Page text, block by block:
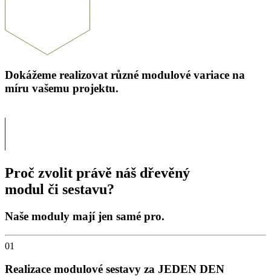
Dokážeme realizovat různé modulové variace na
míru vašemu projektu.
Proč zvolit právě náš dřevěný
modul či sestavu?
Naše moduly majíjen samé pro.
01
Realizace modulové sestavy za JEDEN DEN